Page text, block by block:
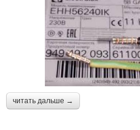
читать дальше →